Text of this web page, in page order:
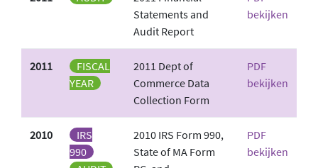
Statements and
Audit Report
bekijken
2011
FISCAL
YEAR
2011 Dept of
Commerce Data
Collection Form
PDF
bekijken
2010
IRS
990
2010 IRS Form 990,
State of MA Form
PDF
bekijken